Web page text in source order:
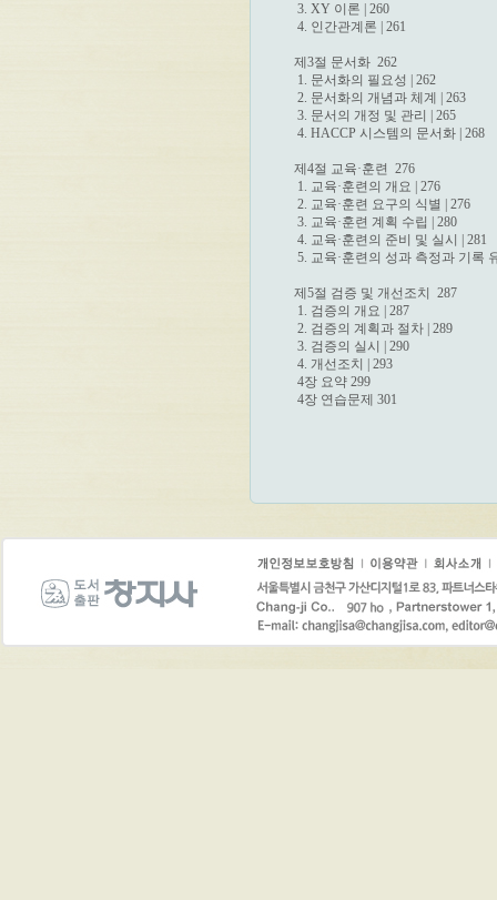
3. XY 이론 | 260
4. 인간관계론 | 261
제3절 문서화  262
1. 문서화의 필요성 | 262
2. 문서화의 개념과 체계 | 263
3. 문서의 개정 및 관리 | 265
4. HACCP 시스템의 문서화 | 268
제4절 교육·훈련  276
1. 교육·훈련의 개요 | 276
2. 교육·훈련 요구의 식별 | 276
3. 교육·훈련 계획 수립 | 280
4. 교육·훈련의 준비 및 실시 | 281
5. 교육·훈련의 성과 측정과 기록
제5절 검증 및 개선조치  287
1. 검증의 개요 | 287
2. 검증의 계획과 절차 | 289
3. 검증의 실시 | 290
4. 개선조치 | 293
4장 요약 299
4장 연습문제 301